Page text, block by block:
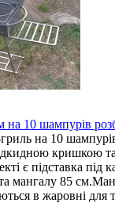
10 шампурів
на 10
кришкою
є підставка під
мангалу 85
в жаровні для